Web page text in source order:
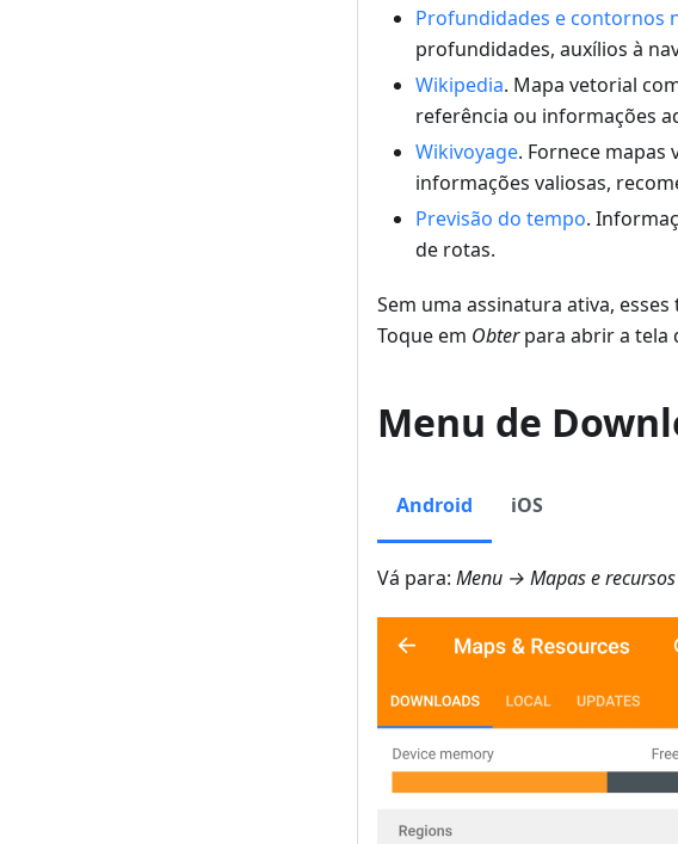
Profundidades e contornos
profundidades, auxílios à
Wikipedia. Mapa vetorial
referência ou informações
Wikivoyage. Fornece
informações valiosas,
Previsão do tempo.
de rotas.
Sem uma assinatura ativa,
Toque em Obterpara abrir a tela
Menu de
Android iOS
Vá para: Menu → Mapas e